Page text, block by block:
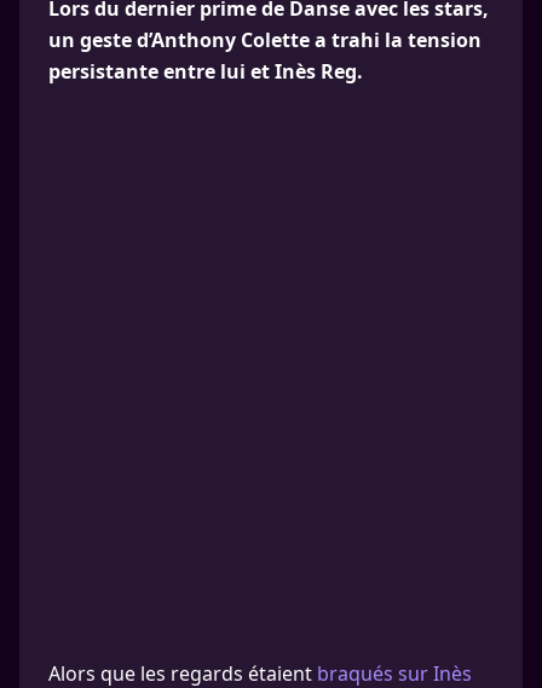
Lors du dernier prime de Danse avec les stars,
un geste d’Anthony Colette a trahi la tension
persistante entre lui et Inès Reg.
Alors que les regards étaient braqués sur Inès